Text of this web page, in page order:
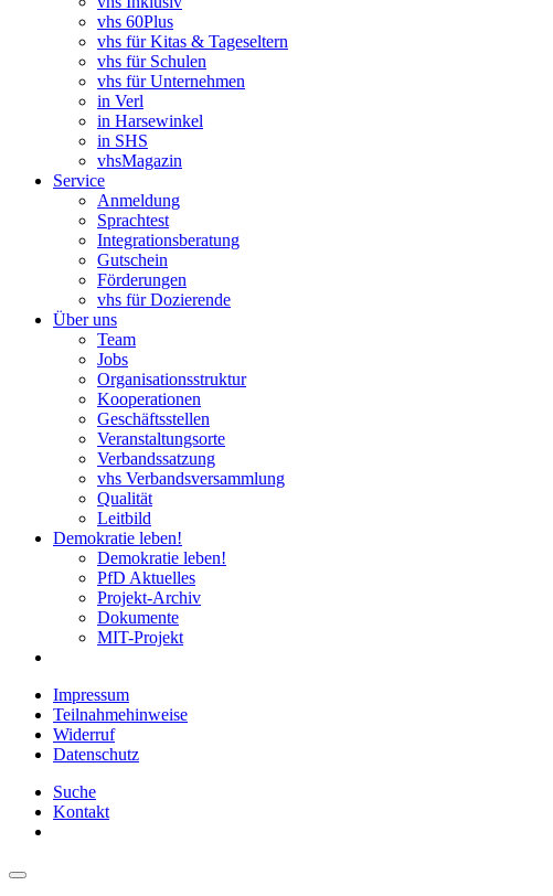
vhs 60Plus
vhs für Kitas & Tageseltern
vhs für Schulen
vhs für Unternehmen
in Verl
in Harsewinkel
in SHS
vhsMagazin
Service
Anmeldung
Sprachtest
Integrationsberatung
Gutschein
Förderungen
vhs für Dozierende
Über uns
Team
Jobs
Organisationsstruktur
Kooperationen
Geschäftsstellen
Veranstaltungsorte
Verbandssatzung
vhs Verbandsversammlung
Qualität
Leitbild
Demokratie leben!
Demokratie leben!
PfD Aktuelles
Projekt-Archiv
Dokumente
MIT-Projekt
Impressum
Teilnahmehinweise
Widerruf
Datenschutz
Suche
Kontakt